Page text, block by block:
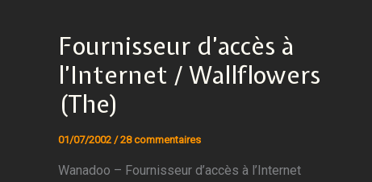
Fournisseur d’accès à
l’Internet / Wallflowers
(The)
01/07/2002 /28 commentaires
Wanadoo – Fournisseur d’accès à l’Internet